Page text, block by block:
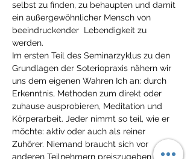
selbst zu finden, zu behaupten und damit
ein außergewöhnlicher Mensch von
beeindruckender  Lebendigkeit zu
werden.
Im ersten Teil des Seminarzyklus zu den
Grundlagen der Soteriopraxis nähern wir
uns dem eigenen Wahren Ich an: durch
Erkenntnis, Methoden zum direkt oder
zuhause ausprobieren, Meditation und
Körperarbeit. Jeder nimmt so teil, wie er
möchte: aktiv oder auch als reiner
Zuhörer. Niemand braucht sich vor
anderen Teilnehmern preiszugeben - es